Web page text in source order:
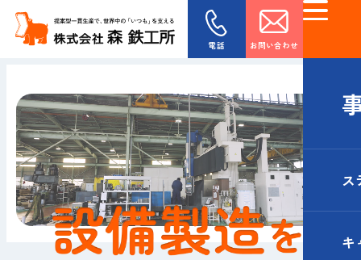
電話 お問い合わせ
ス
キ